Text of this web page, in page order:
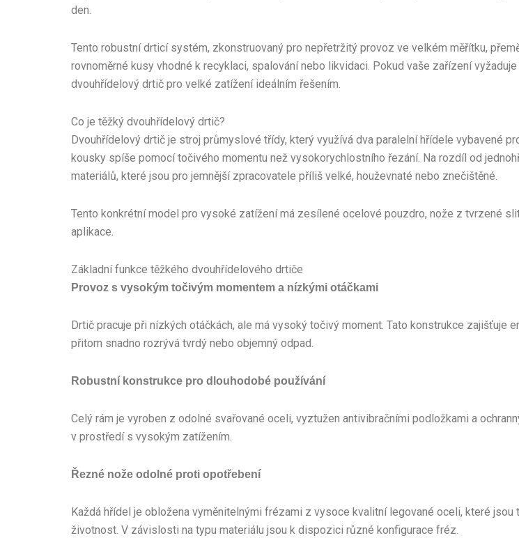
den.
Tento robustní drticí systém, zkonstruovaný pro nepřetržitý provoz ve velkém měřítku,
rovnoměrné kusy vhodné k recyklaci, spalování nebo likvidaci. Pokud vaše zařízení
dvouhřídelový drtič pro velké zatížení ideálním řešením.
Co je těžký dvouhřídelový drtič?
Dvouhřídelový drtič je stroj průmyslové třídy, který využívá dva paralelní hřídele vybavené
kousky spíše pomocí točivého momentu než vysokorychlostního řezání. Na rozdíl od
materiálů, které jsou pro jemnější zpracovatele příliš velké, houževnaté nebo znečištěné.
Tento konkrétní model pro vysoké zatížení má zesílené ocelové pouzdro, nože z tvrzené
aplikace.
Základní funkce těžkého dvouhřídelového drtiče
Provoz s vysokým točivým momentem a nízkými otáčkami
Drtič pracuje při nízkých otáčkách, ale má vysoký točivý moment. Tato konstrukce zajišťuje
přitom snadno rozrývá tvrdý nebo objemný odpad.
Robustní konstrukce pro dlouhodobé používání
Celý rám je vyroben z odolné svařované oceli, vyztužen antivibračními podložkami a
v prostředí s vysokým zatížením.
Řezné nože odolné proti opotřebení
Každá hřídel je obložena vyměnitelnými frézami z vysoce kvalitní legované oceli, které
životnost. V závislosti na typu materiálu jsou k dispozici různé konfigurace fréz.